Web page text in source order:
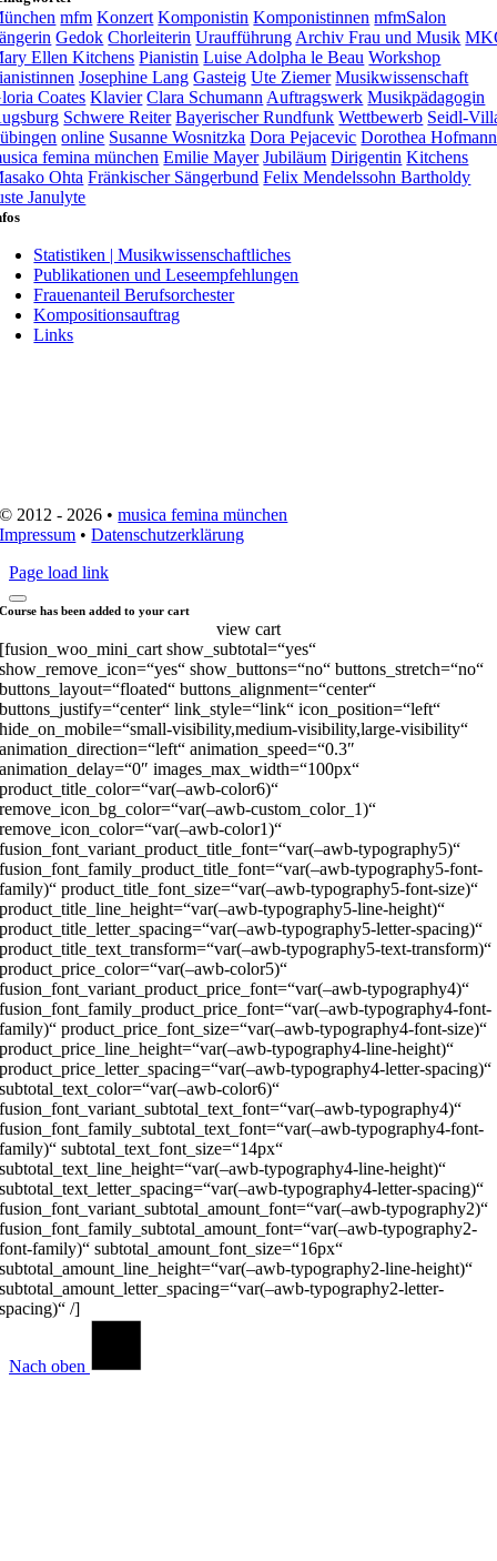
mfm Konzert Komponistin Komponistinnen mfmSalon
Gedok Chorleiterin Uraufführung Archiv Frau und Musik
Ellen Kitchens Pianistin Luise Adolpha le Beau Workshop
Josephine Lang Gasteig Ute Ziemer Musikwissenschaft
Coates Klavier Clara Schumann Auftragswerk Musikpädagogin
Schwere Reiter Bayerischer Rundfunk Wettbewerb Seidl-
online Susanne Wosnitzka Dora Pejacevic Dorothea Hofmann
femina münchen Emilie Mayer Jubiläum Dirigentin Kitchens
Ohta Fränkischer Sängerbund Felix Mendelssohn Bartholdy
Janulyte
Statistiken | Musikwissenschaftliches
Publikationen und Leseempfehlungen
Frauenanteil Berufsorchester
Kompositionsauftrag
Links
© 2012 - 2026 •musica femina münchen
Impressum •Datenschutzerklärung
Page load link
Course has been added to your cart
view cart
[fusion_woo_mini_cart show_subtotal=“yes“
show_remove_icon=“yes“ show_buttons=“no“ buttons_stretch=“no“
buttons_layout=“floated“ buttons_alignment=“center“
buttons_justify=“center“ link_style=“link“ icon_position=“left“
hide_on_mobile=“small-visibility,medium-visibility,large-visibility“
animation_direction=“left“ animation_speed=“0.3″
animation_delay=“0″ images_max_width=“100px“
product_title_color=“var(–awb-color6)“
remove_icon_bg_color=“var(–awb-custom_color_1)“
remove_icon_color=“var(–awb-color1)“
fusion_font_variant_product_title_font=“var(–awb-typography5)“
fusion_font_family_product_title_font=“var(–awb-typography5-font-
family)“ product_title_font_size=“var(–awb-typography5-font-size)“
product_title_line_height=“var(–awb-typography5-line-height)“
product_title_letter_spacing=“var(–awb-typography5-letter-spacing)“
product_title_text_transform=“var(–awb-typography5-text-transform)“
product_price_color=“var(–awb-color5)“
fusion_font_variant_product_price_font=“var(–awb-typography4)“
fusion_font_family_product_price_font=“var(–awb-typography4-font-
family)“ product_price_font_size=“var(–awb-typography4-font-size)“
product_price_line_height=“var(–awb-typography4-line-height)“
product_price_letter_spacing=“var(–awb-typography4-letter-spacing)“
subtotal_text_color=“var(–awb-color6)“
fusion_font_variant_subtotal_text_font=“var(–awb-typography4)“
fusion_font_family_subtotal_text_font=“var(–awb-typography4-font-
family)“ subtotal_text_font_size=“14px“
subtotal_text_line_height=“var(–awb-typography4-line-height)“
subtotal_text_letter_spacing=“var(–awb-typography4-letter-spacing)“
fusion_font_variant_subtotal_amount_font=“var(–awb-typography2)“
fusion_font_family_subtotal_amount_font=“var(–awb-typography2-
font-family)“ subtotal_amount_font_size=“16px“
subtotal_amount_line_height=“var(–awb-typography2-line-height)“
subtotal_amount_letter_spacing=“var(–awb-typography2-letter-
spacing)“ /]
Nach oben